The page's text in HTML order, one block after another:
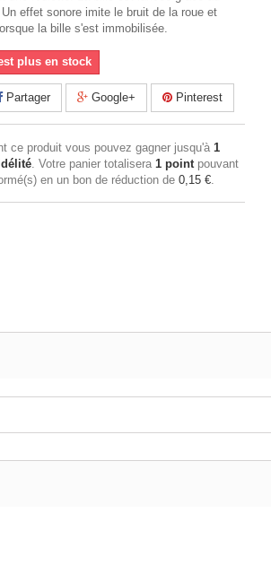
Un effet sonore imite le bruit de la roue et
la bille s'est immobilisée.
plus en stock
Partager Google+ Pinterest
ce produit vous pouvez gagner jusqu'à 1
. Votre panier totalisera 1 pointpouvant
en un bon de réduction de 0,15 €.